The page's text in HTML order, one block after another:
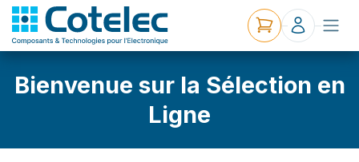
Bienvenue sur la Sélection en
Ligne